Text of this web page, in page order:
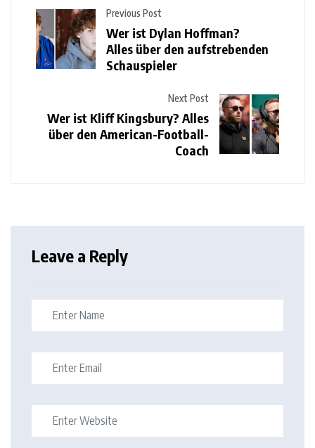
Previous Post
Wer ist Dylan Hoffman?
Alles über den aufstrebenden
Schauspieler
Next Post
Wer ist Kliff Kingsbury? Alles
über den American-Football-
Coach
Leave a Reply